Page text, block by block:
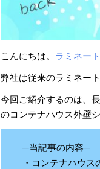
こんにちは。 ラミネー
弊社は従来のラミネー
今回ご紹介するのは、
のコンテナハウス外壁
─当記事の内容─
・コンテナハウス